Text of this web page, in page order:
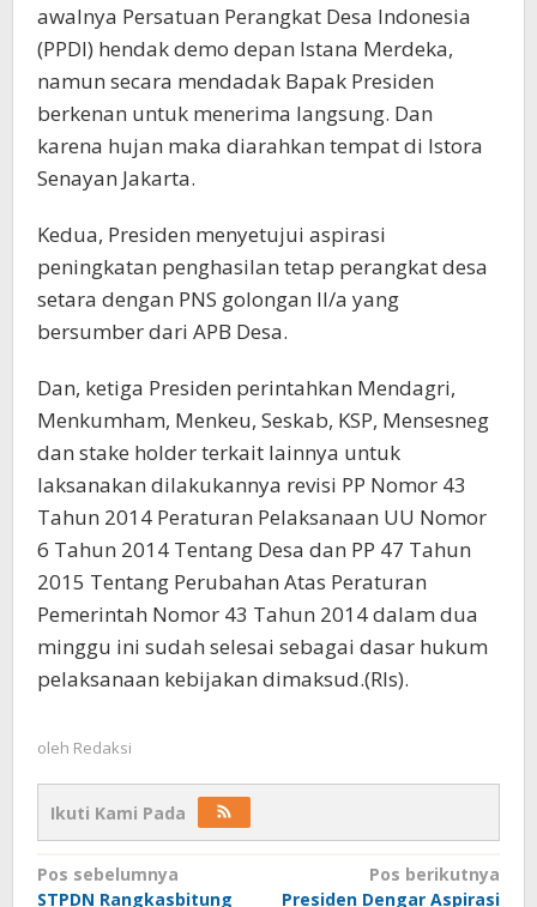
awalnya Persatuan Perangkat Desa Indonesia
(PPDI) hendak demo depan Istana Merdeka,
namun secara mendadak Bapak Presiden
berkenan untuk menerima langsung. Dan
karena hujan maka diarahkan tempat di Istora
Senayan Jakarta.
Kedua, Presiden menyetujui aspirasi
peningkatan penghasilan tetap perangkat desa
setara dengan PNS golongan II/a yang
bersumber dari APB Desa.
Dan, ketiga Presiden perintahkan Mendagri,
Menkumham, Menkeu, Seskab, KSP, Mensesneg
dan stake holder terkait lainnya untuk
laksanakan dilakukannya revisi PP Nomor 43
Tahun 2014 Peraturan Pelaksanaan UU Nomor
6 Tahun 2014 Tentang Desa dan PP 47 Tahun
2015 Tentang Perubahan Atas Peraturan
Pemerintah Nomor 43 Tahun 2014 dalam dua
minggu ini sudah selesai sebagai dasar hukum
pelaksanaan kebijakan dimaksud.(Rls).
oleh Redaksi
Ikuti Kami Pada
Navigasi
Pos sebelumnya
STPDN Rangkasbitung
Pos berikutnya
Presiden Dengar Aspirasi